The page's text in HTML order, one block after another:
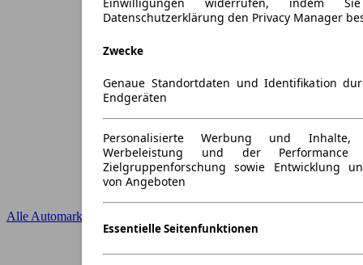
Einwilligungen widerrufen, indem
Datenschutzerklärung den Privacy Manager
Zwecke
Genaue Standortdaten und Identifikation
Endgeräten
Personalisierte Werbung und Inhalte,
Werbeleistung und der
Zielgruppenforschung sowie Entwicklung
von Angeboten
Essentielle Seitenfunktionen
Alle Automarken